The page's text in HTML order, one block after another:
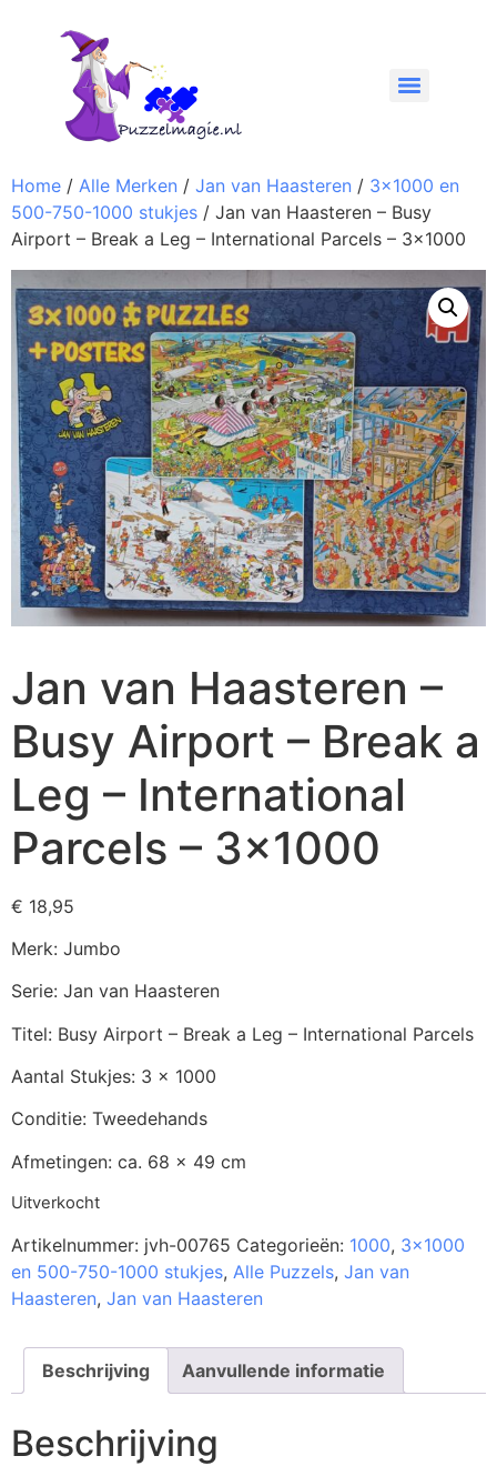
Home / Alle Merken / Jan van Haasteren / 3x1000 en
500-750-1000 stukjes / Jan van Haasteren – Busy
Airport – Break a Leg – International Parcels – 3×1000
Jan van Haasteren –
Busy Airport – Break a
Leg – International
Parcels – 3×1000
€ 18,95
Merk: Jumbo
Serie: Jan van Haasteren
Titel: Busy Airport – Break a Leg – International Parcels
Aantal Stukjes: 3 x 1000
Conditie: Tweedehands
Afmetingen: ca. 68 x 49 cm
Uitverkocht
Artikelnummer: jvh-00765 Categorieën: 1000, 3x1000
en 500-750-1000 stukjes, Alle Puzzels, Jan van
Haasteren, Jan van Haasteren
Beschrijving Aanvullende informatie
Beschrijving